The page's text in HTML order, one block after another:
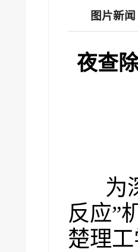
图片新闻
夜查
为深
反应”
楚理